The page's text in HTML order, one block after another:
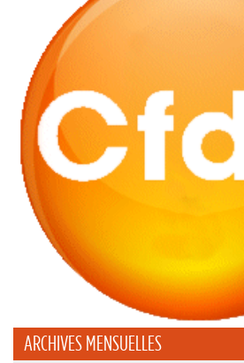
ARCHIVES MENSUELLES